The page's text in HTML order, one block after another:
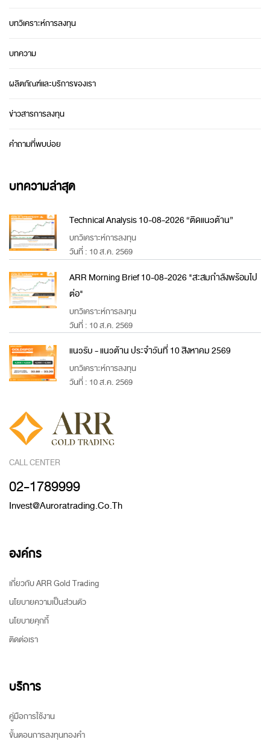
บทวิเคราะห์การลงทุน
บทความ
ผลิตภัณฑ์และบริการของเรา
ข่าวสารการลงทุน
คำถามที่พบบ่อย
บทความล่าสุด
Technical Analysis 10-08-2026 “ติดแนวต้าน”
บทวิเคราะห์การลงทุน
วันที่ : 10 ส.ค. 2569
ARR Morning Brief 10-08-2026 "สะสมกำลังพร้อมไป
ต่อ"
บทวิเคราะห์การลงทุน
วันที่ : 10 ส.ค. 2569
แนวรับ - แนวต้าน ประจำวันที่ 10 สิงหาคม 2569
บทวิเคราะห์การลงทุน
วันที่ : 10 ส.ค. 2569
CALL CENTER
02-1789999
Invest@auroratrading.co.th
องค์กร
เกี่ยวกับ ARR Gold Trading
นโยบายความเป็นส่วนตัว
นโยบายคุกกี้
ติดต่อเรา
บริการ
คู่มือการใช้งาน
ขั้นตอนการลงทุนทองคำ